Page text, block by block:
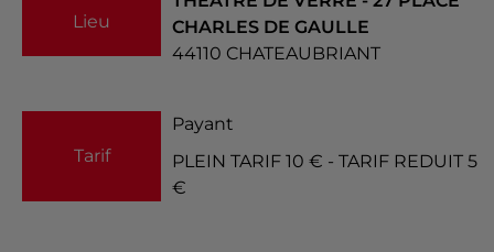
Lieu
CHARLES DE GAULLE
44110 CHATEAUBRIANT
Tarif
Payant
PLEIN TARIF 10 € - TARIF REDUIT 5
€